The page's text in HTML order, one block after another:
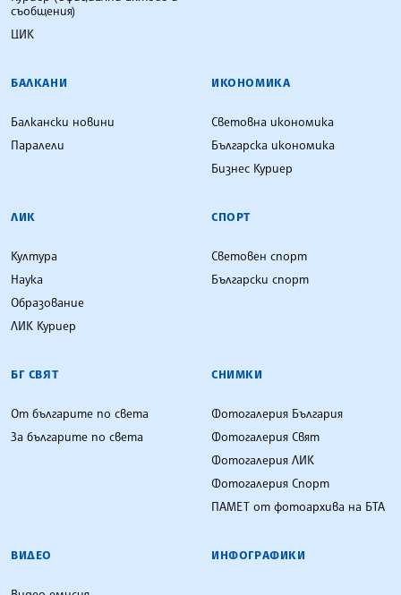
съобщения)
ЦИК
БАЛКАНИ
Балкански новини
Паралели
ИКОНОМИКА
Световна икономика
Българска икономика
Бизнес Куриер
ЛИК
Култура
Наука
Образование
ЛИК Куриер
СПОРТ
Световен спорт
Български спорт
БГ СВЯТ
От българите по света
За българите по света
СНИМКИ
Фотогалерия България
Фотогалерия Свят
Фотогалерия ЛИК
Фотогалерия Спорт
ПАМЕТ от фотоархива на БТА
ВИДЕО ИНФОГРАФИКИ